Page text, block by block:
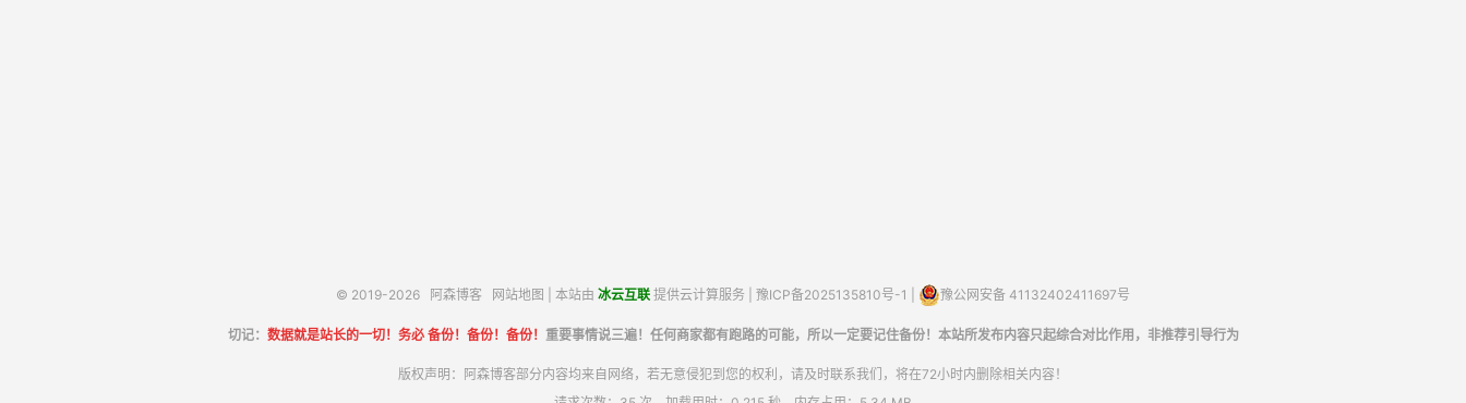
© 2019-2026 阿森博客 网站地图 | 本站由 冰云互联 提供云计算服务 | 豫ICP备2025135810号-1 豫公网安备 41132402411697号
切记： 数据就是站长的一切！务必 备份！备份！备份！ 重要事情说三遍！任何商家都有跑路的可能，所以一定要记住备份！本站所发布内容只起综合对比作用，非推荐引导行为
版权声明：阿森博客部分内容均来自网络，若无意侵犯到您的权利，请及时联系我们，将在72小时内删除相关内容！